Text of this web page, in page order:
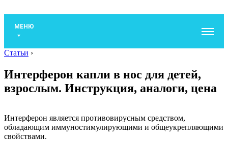
МЕНЮ
Статьи ›
Интерферон капли в нос для детей,
взрослым. Инструкция, аналоги, цена
Интерферон является противовирусным средством,
обладающим иммуностимулирующими и общеукрепляющими
свойствами.